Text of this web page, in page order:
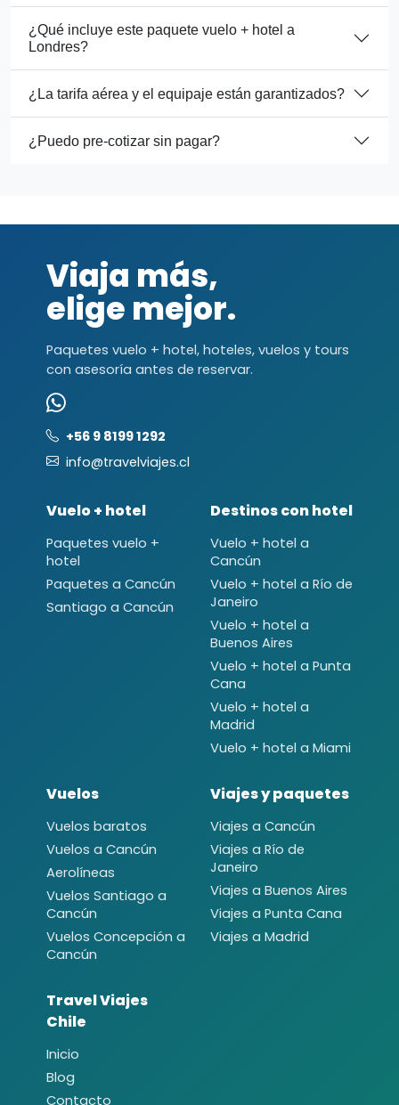
¿Qué incluye este paquete vuelo + hotel a
Londres?
¿La tarifa aérea y el equipaje están garantizados?
¿Puedo pre-cotizar sin pagar?
Viaja más,
elige mejor.
Paquetes vuelo + hotel, hoteles, vuelos y tours
con asesoría antes de reservar.
+56 9 8199 1292
info@travelviajes.cl
Vuelo + hotel
Paquetes vuelo +
hotel
Paquetes a Cancún
Santiago a Cancún
Destinos con hotel
Vuelo + hotel a
Cancún
Vuelo + hotel a Río de
Janeiro
Vuelo + hotel a
Buenos Aires
Vuelo + hotel a Punta
Cana
Vuelo + hotel a
Madrid
Vuelo + hotel a Miami
Vuelos
Vuelos baratos
Vuelos a Cancún
Aerolíneas
Vuelos Santiago a
Cancún
Vuelos Concepción a
Cancún
Viajes y paquetes
Viajes a Cancún
Viajes a Río de
Janeiro
Viajes a Buenos Aires
Viajes a Punta Cana
Viajes a Madrid
Travel Viajes
Chile
Inicio
Blog
Contacto